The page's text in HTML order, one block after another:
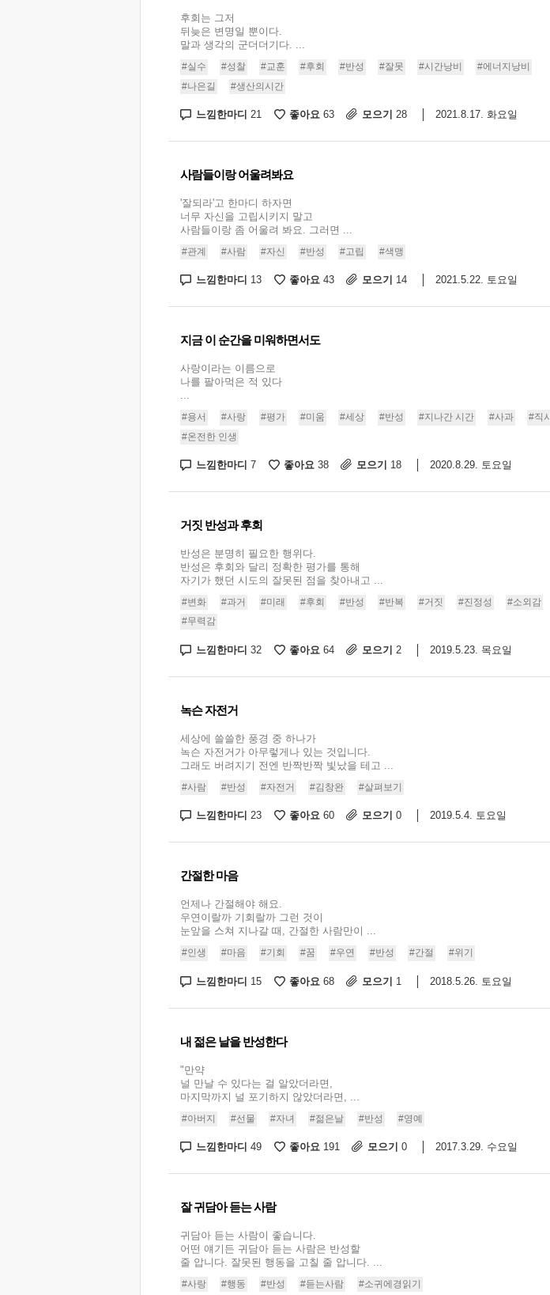
후회는 그저
뒤늦은 변명일 뿐이다.
말과 생각의 군더더기다. ...
#실수 #성찰 #교훈 #후회 #반성 #잘못 #시간낭비
#에너지낭비
#나은길
#생산의시간
느낌한마디 21 좋아요 63 모으기 28 2021.8.17. 화요일
사람들이랑 어울려봐요
'잘되라'고 한마디 하자면
너무 자신을 고립시키지 말고
사람들이랑 좀 어울려 봐요. 그러면 ...
#관계 #사람 #자신 #반성 #고립 #색맹
느낌한마디 13 좋아요 43 모으기 14 2021.5.22. 토요일
지금 이 순간을 미워하면서도
사랑이라는 이름으로
나를 팔아먹은 적 있다
...
#용서 #사랑 #평가 #미움 #세상 #반성 #지나간 시간 #사과
#직시
#온전한 인생
느낌한마디 7 좋아요 38 모으기 18 2020.8.29. 토요일
거짓 반성과 후회
반성은 분명히 필요한 행위다.
반성은 후회와 달리 정확한 평가를 통해
자기가 했던 시도의 잘못된 점을 찾아내고 ...
#변화 #과거 #미래 #후회 #반성 #반복 #거짓 #진정성
#소외감
#무력감
느낌한마디 32 좋아요 64 모으기 2 2019.5.23. 목요일
녹슨 자전거
세상에 쓸쓸한 풍경 중 하나가
녹슨 자전거가 아무렇게나 있는 것입니다.
그래도 버려지기 전엔 반짝반짝 빛났을 테고 ...
#사람 #반성 #자전거 #김창완 #살펴보기
느낌한마디 23 좋아요 60 모으기 0 2019.5.4. 토요일
간절한 마음
언제나 간절해야 해요.
우연이랄까 기회랄까 그런 것이
눈앞을 스쳐 지나갈 때, 간절한 사람만이 ...
#인생 #마음 #기회 #꿈 #우연 #반성 #간절 #위기
느낌한마디 15 좋아요 68 모으기 1 2018.5.26. 토요일
내 젊은 날을 반성한다
"만약
널 만날 수 있다는 걸 알았더라면,
마지막까지 널 포기하지 않았더라면, ...
#아버지 #선물 #자녀 #젊은날 #반성 #영예
느낌한마디 49 좋아요 191 모으기 0 2017.3.29. 수요일
잘 귀담아 듣는 사람
귀담아 듣는 사람이 좋습니다.
어떤 얘기든 귀담아 듣는 사람은 반성할
줄 압니다. 잘못된 행동을 고칠 줄 압니다. ...
#사랑 #행동 #반성 #듣는사람 #소귀에경읽기